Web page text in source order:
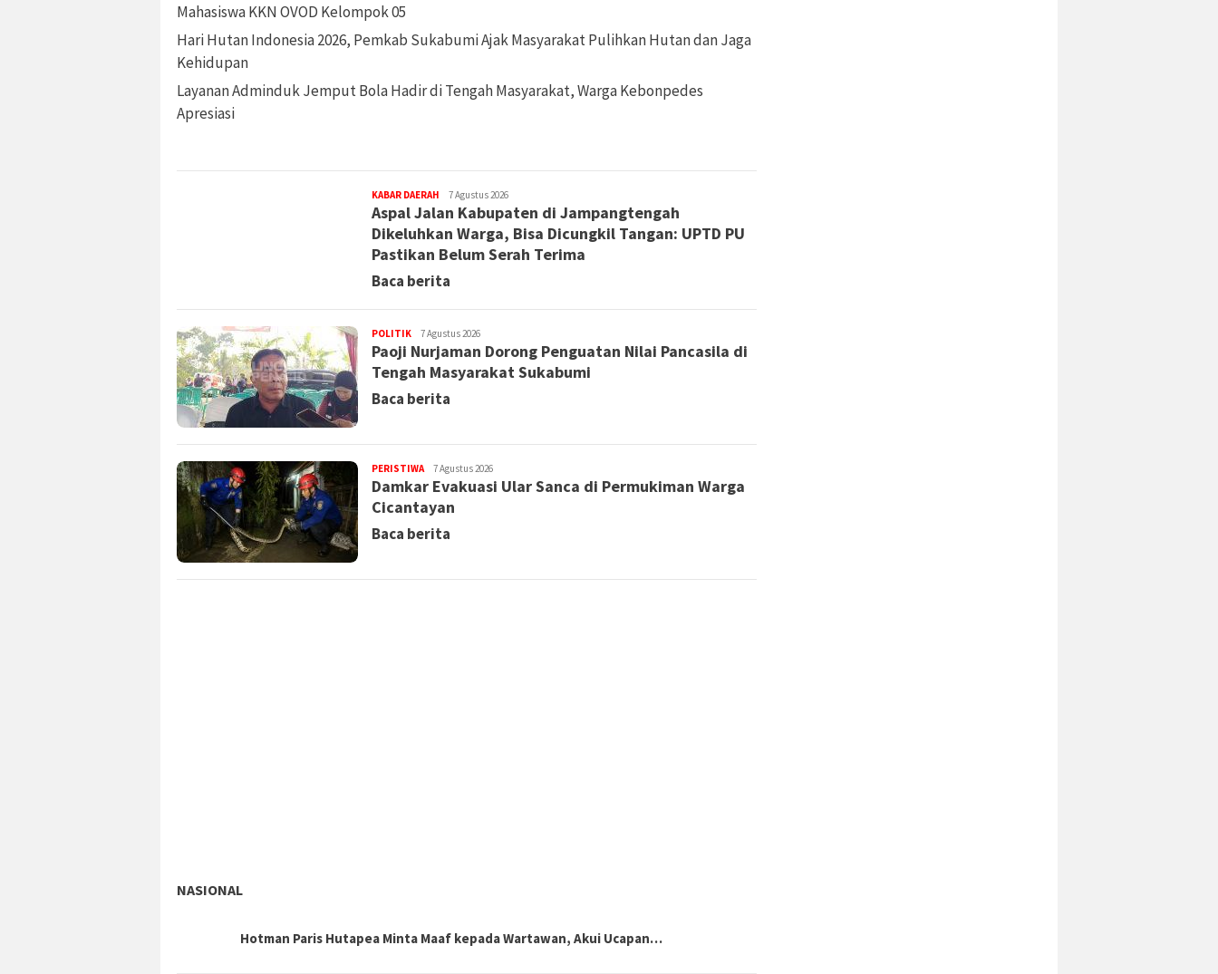
Mahasiswa KKN OVOD Kelompok 05
Hari Hutan Indonesia 2026, Pemkab Sukabumi Ajak Masyarakat Pulihkan Hutan dan Jaga
Kehidupan
Layanan Adminduk Jemput Bola Hadir di Tengah Masyarakat, Warga Kebonpedes
Apresiasi
KABAR DAERAH Redaksi
7 Agustus 2026
Aspal Jalan Kabupaten di Jampangtengah
Dikeluhkan Warga, Bisa Dicungkil Tangan: UPTD PU
Pastikan Belum Serah Terima
Baca berita
POLITIK Redaksi
7 Agustus 2026
Paoji Nurjaman Dorong Penguatan Nilai Pancasila di
Tengah Masyarakat Sukabumi
Baca berita
PERISTIWARedaksi
7 Agustus 2026
Damkar Evakuasi Ular Sanca di Permukiman Warga
Cicantayan
Baca berita
NASIONAL
Hotman Paris Hutapea Minta Maaf kepada Wartawan, Akui Ucapan…